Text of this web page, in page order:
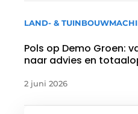
LAND- &
Pols op Demo Groen:
naar advies en
2 juni 2026